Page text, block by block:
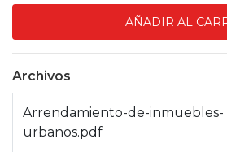
Archivos
Arrendamiento-de-inmuebles-
urbanos.pdf